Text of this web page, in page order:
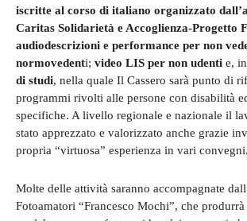
iscritte al corso di italiano organizzato
Caritas Solidarietà e Accoglienza-Progetto
audiodescrizioni e performance per non
normovedenti; video LIS per non udenti e,
di studi, nella quale Il Cassero sarà punto di
programmi rivolti alle persone con disabilità
specifiche. A livello regionale e nazionale il
stato apprezzato e valorizzato anche grazie
propria “virtuosa” esperienza in vari convegni.
Molte delle attività saranno accompagnate
Fotoamatori “Francesco Mochi”, che